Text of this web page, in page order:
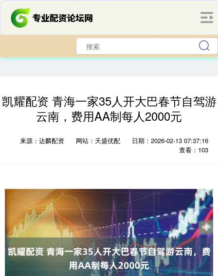
凯耀配资 青海一家35人开大巴春节自驾游
云南，费用AA制每人2000元
来源：达麟配资 网站：天盛优配
日期：2026-02-13 07:37:16
查看：103